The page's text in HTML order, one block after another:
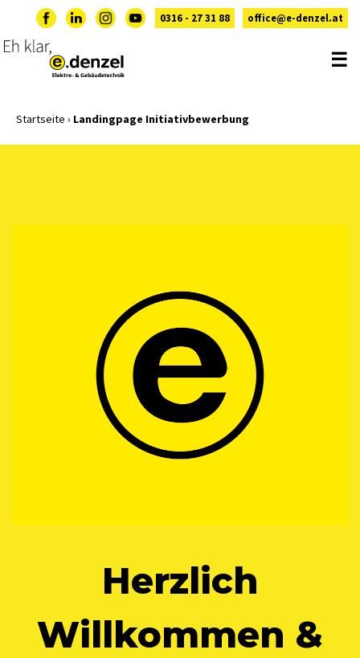
0316 - 27 31 88 office@e-denzel.at
☰
Startseite › Landingpage Initiativbewerbung
Herzlich
Willkommen &